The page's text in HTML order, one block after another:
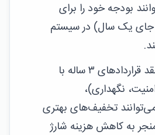
بودجه خود را برای
(به جای یک سال) در سیستم
با عقد قراردادهای ۳ ساله با
نگهداری)،
تخفیف‌های بهتری
به کاهش هزینه شارژ